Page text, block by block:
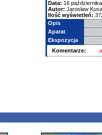
Data: 16
Autor: Jarosław
Ilość wyświetleń:
Opis
Aparat
Ekspozycja
Komentarze: